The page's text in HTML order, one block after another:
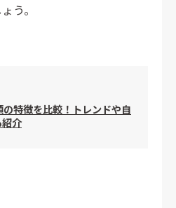
う。
特徴を比較！トレンドや自
介